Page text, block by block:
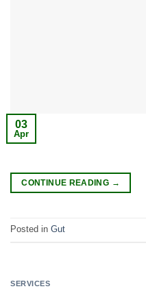
03
Apr
CONTINUE READING →
Posted in Gut
SERVICES